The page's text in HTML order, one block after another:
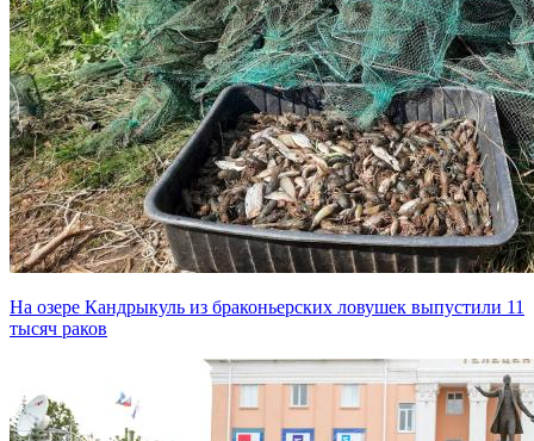
На озере Кандрыкуль из браконьерских ловушек выпустили 11
тысяч раков